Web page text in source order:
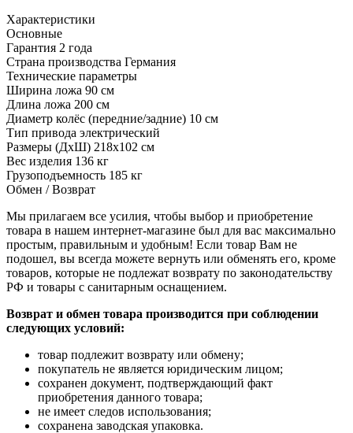
Характеристики
Основные
Гарантия 2 года
Страна производства Германия
Технические параметры
Ширина ложа 90 см
Длина ложа 200 см
Диаметр колёс (передние/задние) 10 см
Тип привода электрический
Размеры (ДхШ) 218х102 см
Вес изделия 136 кг
Грузоподъемность 185 кг
Обмен / Возврат
Мы прилагаем все усилия, чтобы выбор и приобретение
товара в нашем интернет-магазине был для вас максимально
простым, правильным и удобным! Если товар Вам не
подошел, вы всегда можете вернуть или обменять его, кроме
товаров, которые не подлежат возврату по законодательству
РФ и товары с санитарным оснащением.
Возврат и обмен товара производится при соблюдении
следующих условий:
товар подлежит возврату или обмену;
покупатель не является юридическим лицом;
сохранен документ, подтверждающий факт
приобретения данного товара;
не имеет следов использования;
сохранена заводская упаковка.